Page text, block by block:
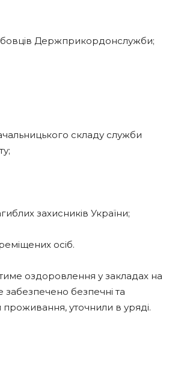
Держприкордонслужби;
складу служби
захисників України;
осіб.
оздоровлення у закладах на
забезпечено безпечні та
уточнили в уряді.